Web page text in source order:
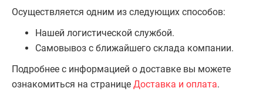
Осуществляется одним из следующих способов:
Нашей логистической службой.
Самовывоз с ближайшего склада компании.
Подробнее с информацией о доставке вы можете
ознакомиться на странице Доставка и оплата.